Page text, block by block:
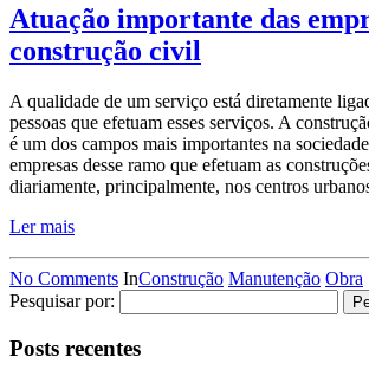
Atuação importante das
construção civil
A qualidade de um serviço está diretamente
pessoas que efetuam esses serviços. A
é um dos campos mais importantes na
empresas desse ramo que efetuam as
diariamente, principalmente, nos centros
Ler mais
No Comments InConstrução Manutenção Obra
Pesquisar por:
Posts recentes